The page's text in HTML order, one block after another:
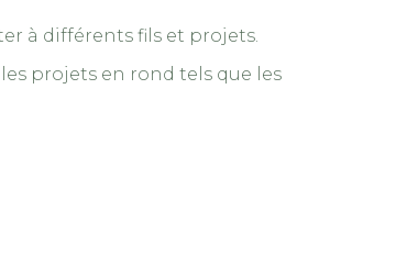
à différents fils et projets.
projets en rond tels que les